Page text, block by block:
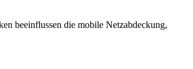
beeinflussen die mobile Netzabdeckung,